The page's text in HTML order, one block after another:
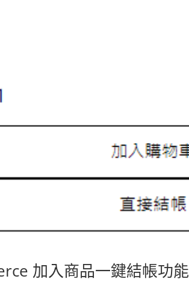
加入商品一鍵結帳功能